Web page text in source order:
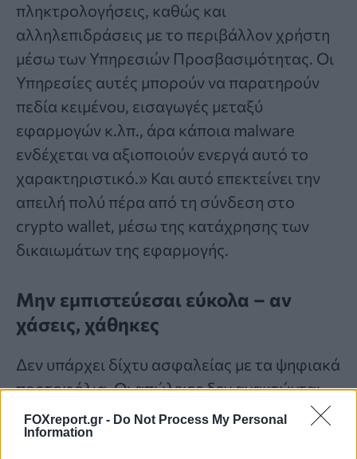
FOXreport.gr - Do Not Process My Personal
Information
πληκτρολογήσεις, καθώς και
αλληλεπιδράσεις με το περιβάλλον χρήστη
μέσω των Υπηρεσιών Προσβασιμότητας. Οι
Υπηρεσίες αυτές μπορούν να παρατηρούν
πεδία κειμένου, εισαγωγές μεταξύ
εφαρμογών κ.λπ., άρα κάποια malware
ενδέχεται να αξιοποιούν ενεργά αυτό το
χαρακτηριστικό.» Και αυτό επεκτείνει την
απειλή πολύ πέρα από τη σύνδεση στο
crypto wallet, μέσω της κατάχρησης των
δικαιωμάτων της εφαρμογής.
Μην εμπιστεύεσαι εύκολα – αν
χάσεις, χάθηκες
Δεν υπάρχει δίχτυ ασφαλείας με τα ψηφιακά
πορτοφόλια. Οι απώλειες δεν ανακτώνται.
Μην εγκαθιστάς εφαρμογές εκτός αν
γνωρίζεις ότι παρέχονται από τον φορέα